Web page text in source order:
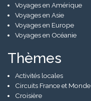
Voyages en Amérique
Voyages en Asie
Voyages en Europe
Voyages en Océanie
Thèmes
Activités locales
Circuits France et Monde
Croisière